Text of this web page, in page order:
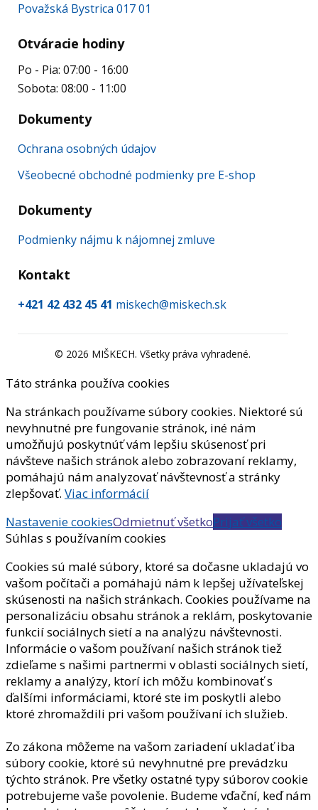
Považská Bystrica 017 01
Otváracie hodiny
Po - Pia: 07:00 - 16:00
Sobota: 08:00 - 11:00
Dokumenty
Ochrana osobných údajov
Všeobecné obchodné podmienky pre E-shop
Dokumenty
Podmienky nájmu k nájomnej zmluve
Kontakt
+421 42 432 45 41 miskech@miskech.sk
© 2026 MIŠKECH. Všetky práva vyhradené.
Táto stránka používa cookies
Na stránkach používame súbory cookies. Niektoré sú
nevyhnutné pre fungovanie stránok, iné nám
umožňujú poskytnúť vám lepšiu skúsenosť pri
návšteve našich stránok alebo zobrazovaní reklamy,
pomáhajú nám analyzovať návštevnosť a stránky
zlepšovať. Viac informácií
Nastavenie cookiesOdmietnuť všetkoPrijať všetko
Súhlas s používaním cookies
Cookies sú malé súbory, ktoré sa dočasne ukladajú vo
vašom počítači a pomáhajú nám k lepšej užívateľskej
skúsenosti na našich stránkach. Cookies používame na
personalizáciu obsahu stránok a reklám, poskytovanie
funkcií sociálnych sietí a na analýzu návštevnosti.
Informácie o vašom používaní našich stránok tiež
zdieľame s našimi partnermi v oblasti sociálnych sietí,
reklamy a analýzy, ktorí ich môžu kombinovať s
ďalšími informáciami, ktoré ste im poskytli alebo
ktoré zhromaždili pri vašom používaní ich služieb.
Zo zákona môžeme na vašom zariadení ukladať iba
súbory cookie, ktoré sú nevyhnutné pre prevádzku
týchto stránok. Pre všetky ostatné typy súborov cookie
potrebujeme vaše povolenie. Budeme vďační, keď nám